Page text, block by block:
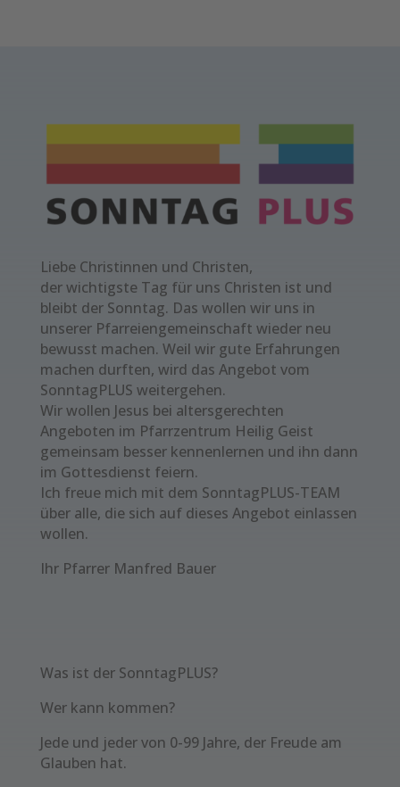
Liebe Christinnen und Christen,
der wichtigste Tag für uns Christen ist und
bleibt der Sonntag. Das wollen wir uns in
unserer Pfarreiengemeinschaft wieder neu
bewusst machen. Weil wir gute Erfahrungen
machen durften, wird das Angebot vom
SonntagPLUS weitergehen.
Wir wollen Jesus bei altersgerechten
Angeboten im Pfarrzentrum Heilig Geist
gemeinsam besser kennenlernen und ihn dann
im Gottesdienst feiern.
Ich freue mich mit dem SonntagPLUS-TEAM
über alle, die sich auf dieses Angebot einlassen
wollen.
Ihr Pfarrer Manfred Bauer
Was ist der SonntagPLUS?
Wer kann kommen?
Jede und jeder von 0-99 Jahre, der Freude am
Glauben hat.